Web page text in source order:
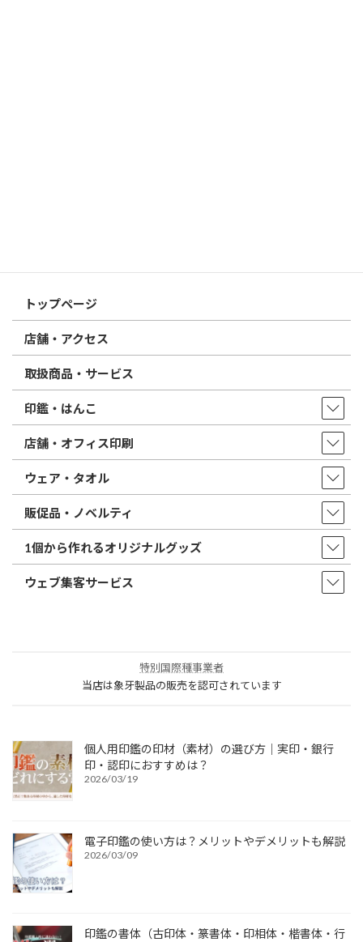
トップページ
店舗・アクセス
取扱商品・サービス
印鑑・はんこ
店舗・オフィス印刷
ウェア・タオル
販促品・ノベルティ
1個から作れるオリジナルグッズ
ウェブ集客サービス
特別国際種事業者
当店は象牙製品の販売を認可されています
個人用印鑑の印材（素材）の選び方｜実印・銀行
印・認印におすすめは？
2026/03/19
電子印鑑の使い方は？メリットやデメリットも解説
2026/03/09
印鑑の書体（古印体・篆書体・印相体・楷書体・行